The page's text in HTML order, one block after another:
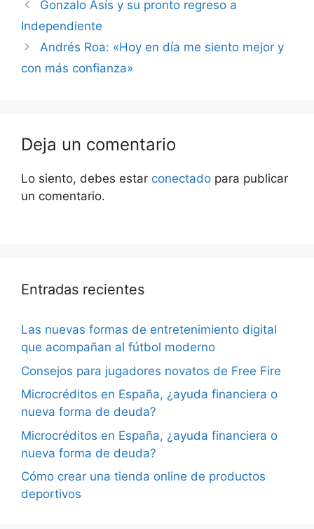
Gonzalo Asís y su pronto regreso a
Independiente
Andrés Roa: «Hoy en día me siento mejor y
con más confianza»
Deja un comentario
Lo siento, debes estar conectado para publicar
un comentario.
Entradas recientes
Las nuevas formas de entretenimiento digital
que acompañan al fútbol moderno
Consejos para jugadores novatos de Free Fire
Microcréditos en España, ¿ayuda financiera o
nueva forma de deuda?
Microcréditos en España, ¿ayuda financiera o
nueva forma de deuda?
Cómo crear una tienda online de productos
deportivos